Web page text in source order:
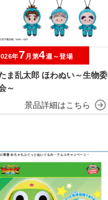
ま乱太郎 ほわぬい～生物委
～
年7 月第4週～登場